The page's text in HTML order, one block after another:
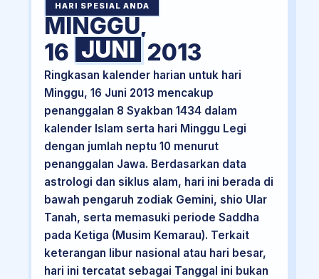
HARI SPESIAL ANDA
MINGGU,
16 JUNI 2013
Ringkasan kalender harian untuk hari
Minggu, 16 Juni 2013 mencakup
penanggalan 8 Syakban 1434 dalam
kalender Islam serta hari Minggu Legi
dengan jumlah neptu 10 menurut
penanggalan Jawa. Berdasarkan data
astrologi dan siklus alam, hari ini berada di
bawah pengaruh zodiak Gemini, shio Ular
Tanah, serta memasuki periode Saddha
pada Ketiga (Musim Kemarau). Terkait
keterangan libur nasional atau hari besar,
hari ini tercatat sebagai Tanggal ini bukan